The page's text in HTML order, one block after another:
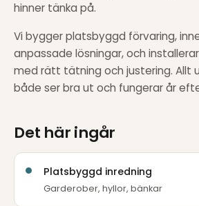
hinner tänka på.
Vi bygger platsbyggd förvaring,
anpassade lösningar, och
med rätt tätning och justering.
både ser bra ut och fungerar år
Det här ingår
Platsbyggd inredning
Garderober, hyllor, bänkar